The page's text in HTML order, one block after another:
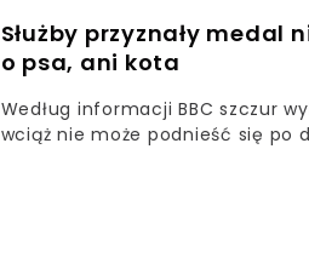
Służby przyznały
o psa, ani kota
Według informacji BBC szczur
wciąż nie może podnieść się po